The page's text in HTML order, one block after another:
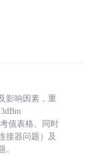
影响因素，重
值表格。同时
接器问题）及
。